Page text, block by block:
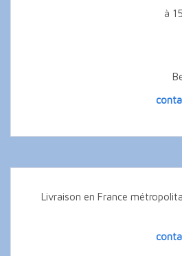
à
Livraison en France